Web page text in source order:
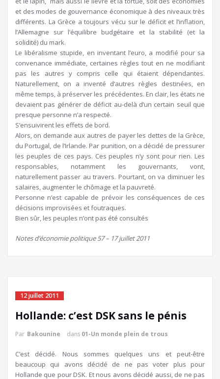
et des modes de gouvernance économique à des niveaux très
différents. La Grèce a toujours vécu sur le déficit et l’inflation,
l’Allemagne sur l’équilibre budgétaire et la stabilité (et la
solidité) du mark.
Le libéralisme stupide, en inventant l’euro, a modifié pour sa
convenance immédiate, certaines règles tout en ne modifiant
pas les autres y compris celle qui étaient dépendantes.
Naturellement, on a inventé d’autres règles destinées, en
même temps, à préserver les précédentes. En clair, les états ne
devaient pas générer de déficit au-delà d’un certain seuil que
presque personne n’a respecté.
S’ensuivirent les effets de bord.
Alors, on demande aux autres de payer les dettes de la Grèce,
du Portugal, de l’Irlande. Par punition, on a décidé de pressurer
les peuples de ces pays. Ces peuples n’y sont pour rien. Les
responsables, notamment les gouvernants, vont,
naturellement passer au travers. Pourtant, on va diminuer les
salaires, augmenter le chômage et la pauvreté.
Personne n’est capable de prévoir les conséquences de ces
décisions improvisées et foutraques.
Bien sûr, les peuples n’ont pas été consultés
Notes d’économie politique 57 – 17 juillet 2011
12 juillet 2011
Hollande: c’est DSK sans le pénis
Par Bakounine dans 01-Un monde plein de trous
C’est décidé. Nous sommes quelques uns et peut-être
beaucoup qui avons décidé de ne pas voter plus pour
Hollande que pour DSK. Et nous avons décidé aussi, de ne pas